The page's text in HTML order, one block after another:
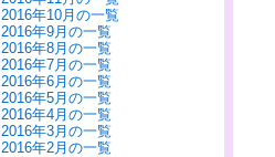
2016年10月の一覧
2016年9月の一覧
2016年8月の一覧
2016年7月の一覧
2016年6月の一覧
2016年5月の一覧
2016年4月の一覧
2016年3月の一覧
2016年2月の一覧